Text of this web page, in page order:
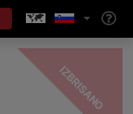
-
O